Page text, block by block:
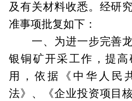
及有关材料收悉。经研
准事项批复如下：
一、为进一步完善龙
银铜矿开采工作，提高
用，依据《中华人民
法》、《企业投资项目